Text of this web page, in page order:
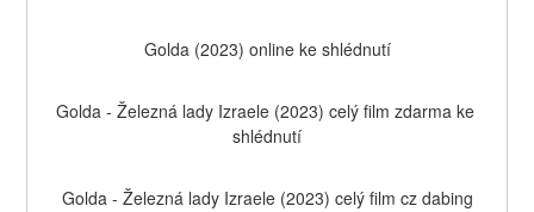
Golda (2023) online ke shlédnutí
Golda - Železná lady Izraele (2023) celý film zdarma ke
shlédnutí
Golda - Železná lady Izraele (2023) celý film cz dabing